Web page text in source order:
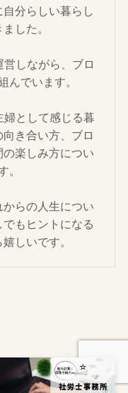
分らしい暮らし
した。
しながら、ブロ
んでいます。
婦として感じる暮
き合い方、ブロ
楽しみ方につい
。
らの人生につい
もヒントになる
しいです。